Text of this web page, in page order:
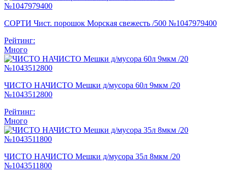
СОРТИ Чист. порошок Морская свежесть /500 №1047979400
Рейтинг:
Много
ЧИСТО НАЧИСТО Мешки д/мусора 60л 9мкм /20
№1043512800
Рейтинг:
Много
ЧИСТО НАЧИСТО Мешки д/мусора 35л 8мкм /20
№1043511800